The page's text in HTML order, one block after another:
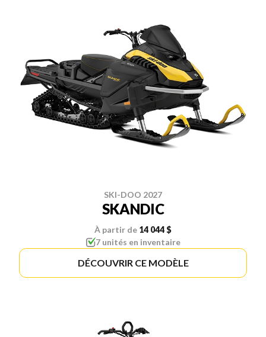
SKI-DOO 2027
SKANDIC
À partir de 14 044 $
7 unités en inventaire
DÉCOUVRIR CE MODÈLE